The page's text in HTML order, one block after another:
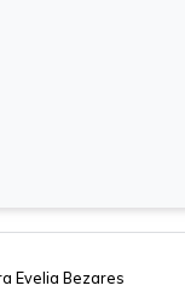
Evelia Bezares